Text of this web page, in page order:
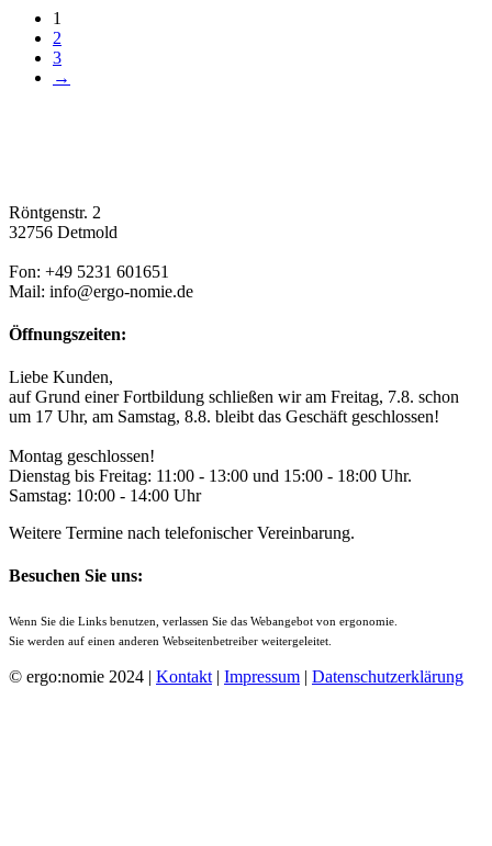
1
2
3
→
Röntgenstr. 2
32756 Detmold
Fon: +49 5231 601651
Mail: info@ergo-nomie.de
Öffnungszeiten:
Liebe Kunden,
auf Grund einer Fortbildung schließen wir am Freitag, 7.8. schon
um 17 Uhr, am Samstag, 8.8. bleibt das Geschäft geschlossen!
Montag geschlossen!
Dienstag bis Freitag: 11:00 - 13:00 und 15:00 - 18:00 Uhr.
Samstag: 10:00 - 14:00 Uhr
Weitere Termine nach telefonischer Vereinbarung.
Besuchen Sie uns:
Wenn Sie die Links benutzen, verlassen Sie das Webangebot von ergonomie.
Sie werden auf einen anderen Webseitenbetreiber weitergeleitet.
© ergo:nomie 2024 | Kontakt | Impressum | Datenschutzerklärung